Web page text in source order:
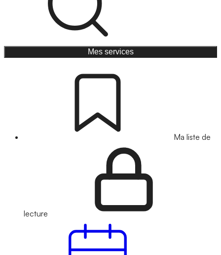
Mes services
Ma liste de
lecture